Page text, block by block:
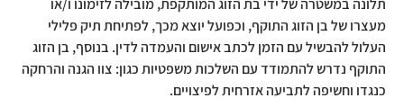
תלונה במשטרה של ידי בת הזוג המותקפת, מובילה לזימונו ו/או
מעצרו של בן הזוג התוקף, וכפועל יוצא מכך, לפתיחת תיק פלילי
העלול להבשיל עם הזמן לכתב אישום והעמדה לדין. בנוסף, בן הזוג
התוקף נדרש להתמודד עם השלכות משפטיות כגון: צוו הגנה והרחקה
כנגדו וחשיפה לתביעה אזרחית לפיצויים.